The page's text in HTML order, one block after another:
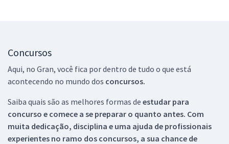
Concursos
Aqui, no Gran, você fica por dentro de tudo o que está
acontecendo no mundo dos concursos.
Saiba quais são as melhores formas de estudar para
concurso e comece a se preparar o quanto antes. Com
muita dedicação, disciplina e uma ajuda de profissionais
experientes no ramo dos concursos, a sua chance de